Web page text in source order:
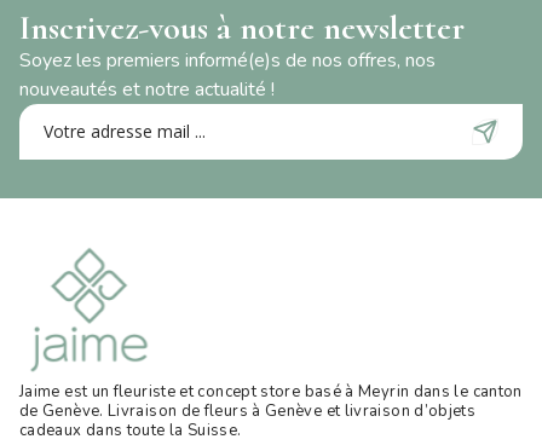
Inscrivez-vous à notre newsletter
Soyez les premiers informé(e)s de nos offres, nos
nouveautés et notre actualité !
Jaime est un fleuriste et concept store basé à Meyrin dans le canton
de Genève. Livraison de fleurs à Genève et livraison d’objets
cadeaux dans toute la Suisse.